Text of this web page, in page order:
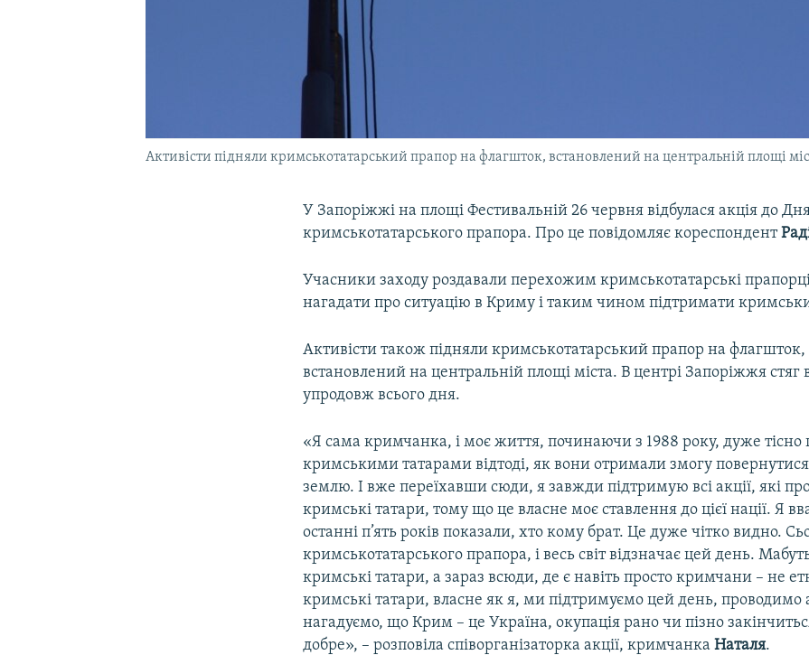
Активісти підняли кримськотатарський прапор на флагшток, встановлений на центральній площі
У Запоріжжі на площі Фестивальній 26 червня відбулася акція до
кримськотатарського прапора. Про це повідомляє кореспондент
Учасники заходу роздавали перехожим кримськотатарські
нагадати про ситуацію в Криму і таким чином підтримати
Активісти також підняли кримськотатарський прапор на флагшток,
встановлений на центральній площі міста. В центрі Запоріжжя стяг
упродовж всього дня.
«Я сама кримчанка, і моє життя, починаючи з 1988 року, дуже тісно
кримськими татарами відтоді, як вони отримали змогу
землю. І вже переїхавши сюди, я завжди підтримую всі акції, які
кримські татари, тому що це власне моє ставлення до цієї нації. Я
останні п’ять років показали, хто кому брат. Це дуже чітко видно.
кримськотатарського прапора, і весь світ відзначає цей день.
кримські татари, а зараз всюди, де є навіть просто кримчани – не
кримські татари, власне як я, ми підтримуємо цей день, проводимо
нагадуємо, що Крим – це Україна, окупація рано чи пізно
добре», – розповіла співорганізаторка акції, кримчанкаНаталя.